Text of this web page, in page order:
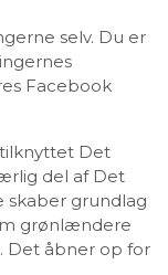
selv. Du er
Facebook
tilknyttet Det
del af Det
skaber grundlag
grønlændere
Det åbner op for